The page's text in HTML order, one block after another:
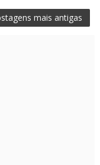
mais antigas